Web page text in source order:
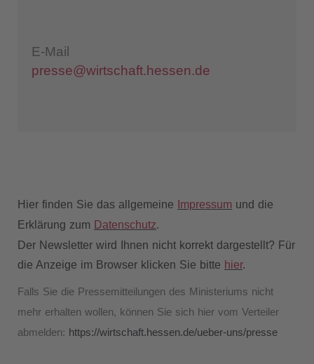
E-Mail
presse@wirtschaft.hessen.de
Hier finden Sie das allgemeine Impressum und die
Erklärung zum Datenschutz.
Der Newsletter wird Ihnen nicht korrekt dargestellt? Für
die Anzeige im Browser klicken Sie bitte hier.
Falls Sie die Pressemitteilungen des Ministeriums nicht
mehr erhalten wollen, können Sie sich hier vom Verteiler
abmelden: https://wirtschaft.hessen.de/ueber-uns/presse